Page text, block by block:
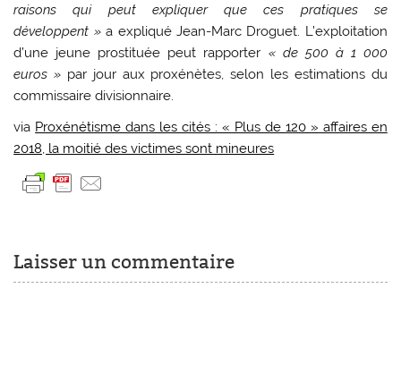
raisons qui peut expliquer que ces pratiques se
développent »a expliqué Jean-Marc Droguet. L’exploitation
d’une jeune prostituée peut rapporter « de 500 à 1 000
euros » par jour aux proxénètes, selon les estimations du
commissaire divisionnaire.
via Proxénétisme dans les cités : « Plus de 120 » affaires en
2018, la moitié des victimes sont mineures
Laisser un commentaire